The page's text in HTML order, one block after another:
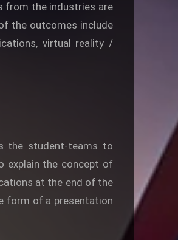
from the industries are
the outcomes include
virtual reality /
the student-teams to
explain the concept of
at the end of the
form of a presentation